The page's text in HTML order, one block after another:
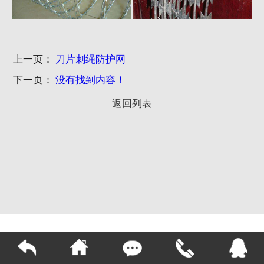
上一页：
刀片刺绳防护网
下一页： 没有找到内容！
返回列表